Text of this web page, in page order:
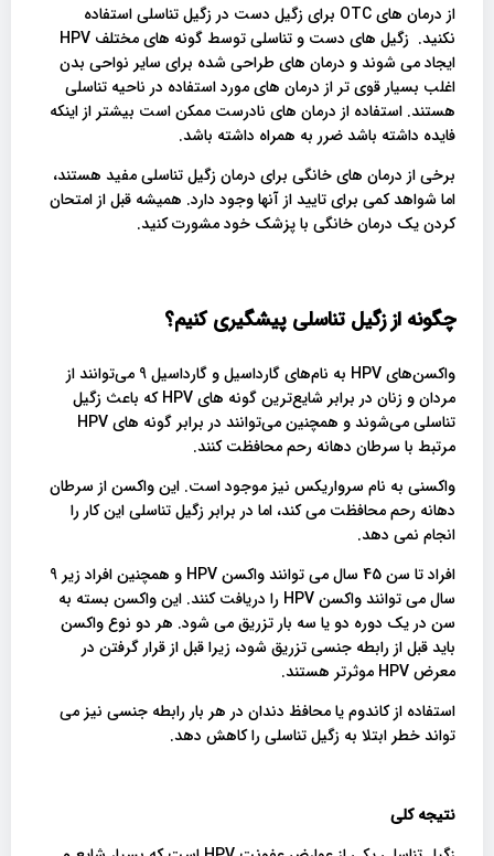
از درمان های OTC برای زگیل دست در زگیل تناسلی استفاده
نکنید. زگیل های دست و تناسلی توسط گونه های مختلف HPV
ایجاد می شوند و درمان های طراحی شده برای سایر نواحی بدن
اغلب بسیار قوی تر از درمان های مورد استفاده در ناحیه تناسلی
هستند. استفاده از درمان های نادرست ممکن است بیشتر از اینکه
فایده داشته باشد ضرر به همراه داشته باشد.
برخی از درمان های خانگی برای درمان زگیل تناسلی مفید هستند،
اما شواهد کمی برای تایید از آنها وجود دارد. همیشه قبل از امتحان
کردن یک درمان خانگی با پزشک خود مشورت کنید.
چگونه از زگیل تناسلی پیشگیری کنیم؟
واکسن‌های HPV به نام‌های گارداسیل و گارداسیل 9 می‌توانند از
مردان و زنان در برابر شایع‌ترین گونه های HPV که باعث زگیل
تناسلی می‌شوند و همچنین می‌توانند در برابر گونه های HPV
مرتبط با سرطان دهانه رحم محافظت کنند.
واکسنی به نام سرواریکس نیز موجود است. این واکسن از سرطان
دهانه رحم محافظت می کند، اما در برابر زگیل تناسلی این کار را
انجام نمی دهد.
افراد تا سن 45 سال می توانند واکسن HPV و همچنین افراد زیر 9
سال می توانند واکسن HPV را دریافت کنند. این واکسن بسته به
سن در یک دوره دو یا سه بار تزریق می شود. هر دو نوع واکسن
باید قبل از رابطه جنسی تزریق شود، زیرا قبل از قرار گرفتن در
معرض HPV موثرتر هستند.
استفاده از کاندوم یا محافظ دندان در هر بار رابطه جنسی نیز می
تواند خطر ابتلا به زگیل تناسلی را کاهش دهد.
نتیجه کلی